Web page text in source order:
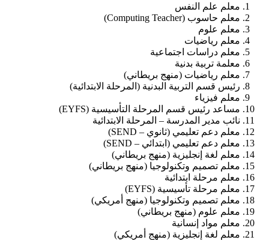
معلم علم النفس
معلم حاسوب (Computing Teacher)
معلم علوم
معلم رياضيات
معلم دراسات اجتماعية
معلمة تربية بدنية
معلم رياضيات (منهج بريطاني)
رئيس قسم التربية البدنية (المرحلة الابتدائية)
معلم فيزياء
مساعد رئيس قسم المرحلة التأسيسية (EYFS)
نائب مدير المدرسة – المرحلة الابتدائية
معلم دعم تعليمي (ثانوي – SEND)
معلم دعم تعليمي (ابتدائي – SEND)
معلم لغة إنجليزية (منهج بريطاني)
معلم تصميم وتكنولوجيا (منهج بريطاني)
معلم مرحلة ابتدائية
معلم مرحلة تأسيسية (EYFS)
معلم تصميم وتكنولوجيا (منهج أمريكي)
معلم علوم (منهج بريطاني)
معلم مواد إنسانية
معلم لغة إنجليزية (منهج أمريكي)